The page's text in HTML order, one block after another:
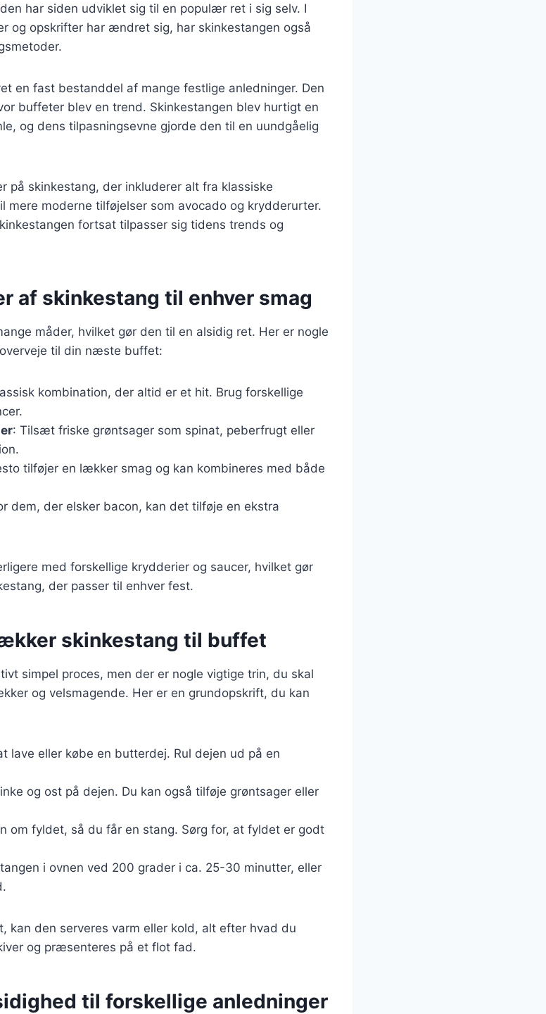
har siden udviklet sig til en populær ret i sig selv. I
og opskrifter har ændret sig, har skinkestangen også
en fast bestanddel af mange festlige anledninger. Den
buffeter blev en trend. Skinkestangen blev hurtigt en
og dens tilpasningsevne gjorde den til en uundgåelig
på skinkestang, der inkluderer alt fra klassiske
mere moderne tilføjelser som avocado og krydderurter.
fortsat tilpasser sig tidens trends og
af skinkestang til enhver smag
måder, hvilket gør den til en alsidig ret. Her er nogle
til din næste buffet:
kombination, der altid er et hit. Brug forskellige
: Tilsæt friske grøntsager som spinat, peberfrugt eller
tilføjer en lækker smag og kan kombineres med både
dem, der elsker bacon, kan det tilføje en ekstra
med forskellige krydderier og saucer, hvilket gør
der passer til enhver fest.
skinkestang til buffet
simpel proces, men der er nogle vigtige trin, du skal
og velsmagende. Her er en grundopskrift, du kan
lave eller købe en butterdej. Rul dejen ud på en
og ost på dejen. Du kan også tilføje grøntsager eller
om fyldet, så du får en stang. Sørg for, at fyldet er godt
i ovnen ved 200 grader i ca. 25-30 minutter, eller
kan den serveres varm eller kold, alt efter hvad du
og præsenteres på et flot fad.
til forskellige anledninger